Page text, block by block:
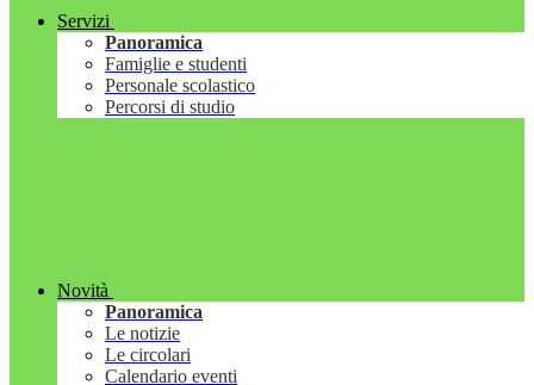
Servizi
Panoramica
Famiglie e studenti
Personale scolastico
Percorsi di studio
Novità
Panoramica
Le notizie
Le circolari
Calendario eventi